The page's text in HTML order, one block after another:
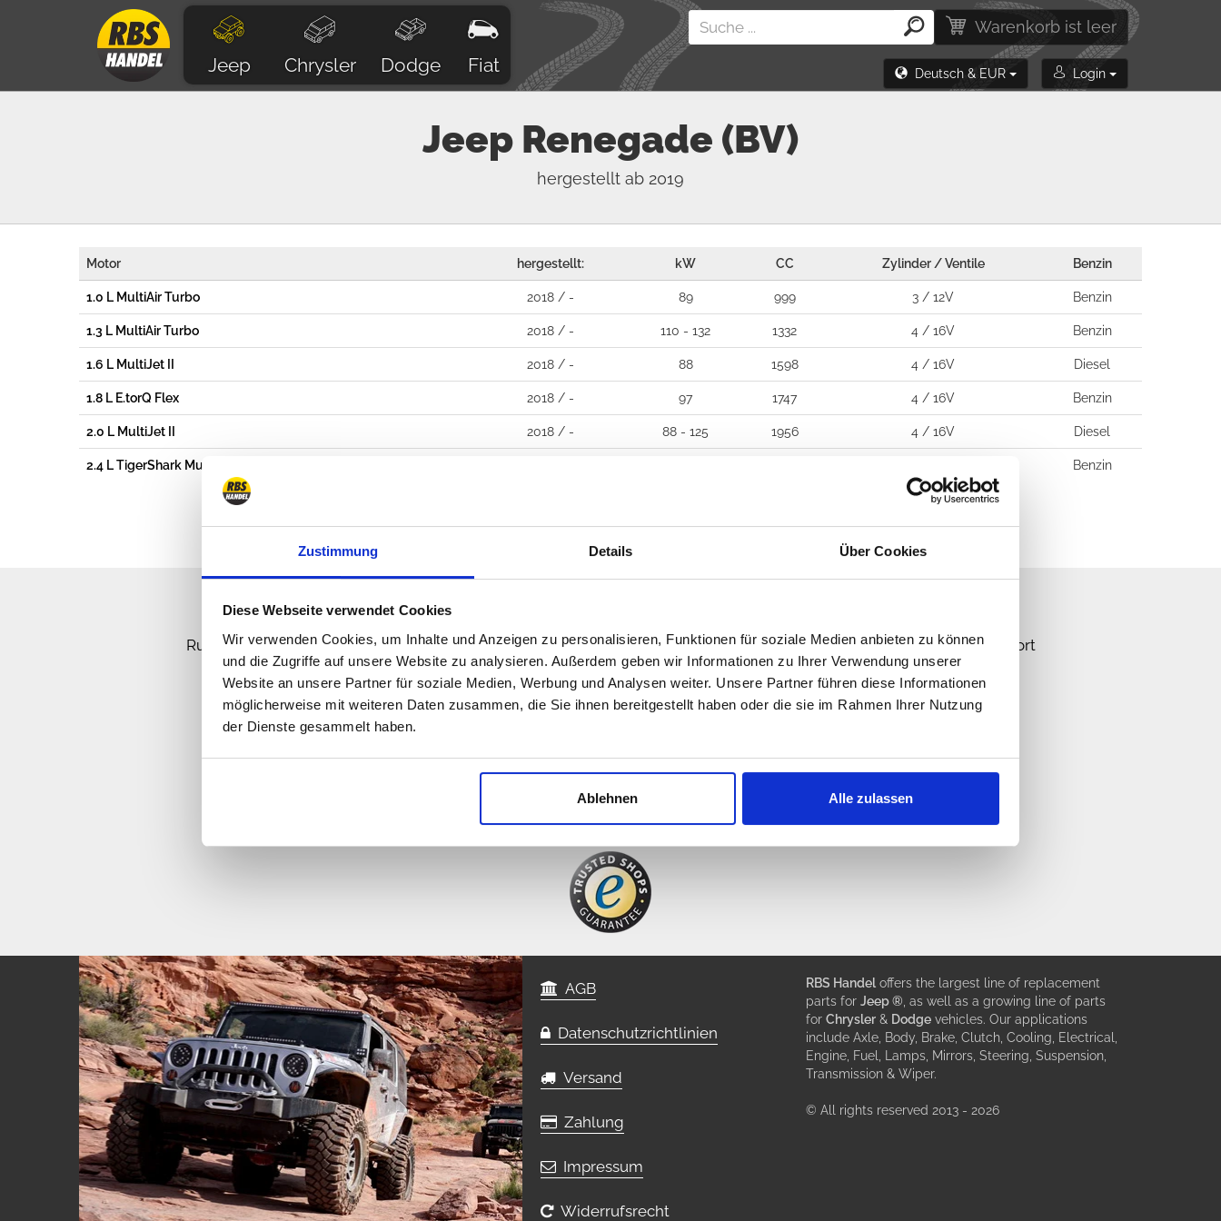
Zustimmung Details Über Cookies
Diese Webseite verwendet Cookies
Wir verwenden Cookies, um Inhalte und Anzeigen zu personalisieren, Funktionen für soziale Medien anbieten zu können
und die Zugriffe auf unsere Website zu analysieren. Außerdem geben wir Informationen zu Ihrer Verwendung unserer
Website an unsere Partner für soziale Medien, Werbung und Analysen weiter. Unsere Partner führen diese Informationen
möglicherweise mit weiteren Daten zusammen, die Sie ihnen bereitgestellt haben oder die sie im Rahmen Ihrer Nutzung
der Dienste gesammelt haben.
Ablehnen Alle zulassen
Jeep Chrysler Dodge Fiat
Warenkorb ist leer
Deutsch & EUR Login
Jeep Renegade (BV)
hergestellt ab 2019
Motor hergestellt: kW CC Zylinder / Ventile Benzin
1.0 L MultiAir Turbo 2018 / - 89 999 3 / 12V Benzin
1.3 L MultiAir Turbo 2018 / - 110 - 132 1332 4 / 16V Benzin
1.6 L MultiJet II 2018 / - 88 1598 4 / 16V Diesel
1.8 L E.torQ Flex 2018 / - 97 1747 4 / 16V Benzin
2.0 L MultiJet II 2018 / - 88 - 125 1956 4 / 16V Diesel
2.4 L TigerShark MultiAir II (SOHC) Benzin
Rufen Sie uns an, senden Sie uns eine E-Mail, liken Sie uns auf Facebook, Sie bekommen schnellstmöglich eine Antwort
089 - 41 61 08 780
(9:30-14:00 16:00-19:00)
Facebook
AGB
Datenschutzrichtlinien
Versand
Zahlung
Impressum
Widerrufsrecht
RBS Handel offers the largest line of replacement
parts for Jeep ® , as well as a growing line of parts
for Chrysler & Dodge vehicles. Our applications
include Axle, Body, Brake, Clutch, Cooling, Electrical,
Engine, Fuel, Lamps, Mirrors, Steering, Suspension,
Transmission & Wiper.
© All rights reserved 2013 - 2026